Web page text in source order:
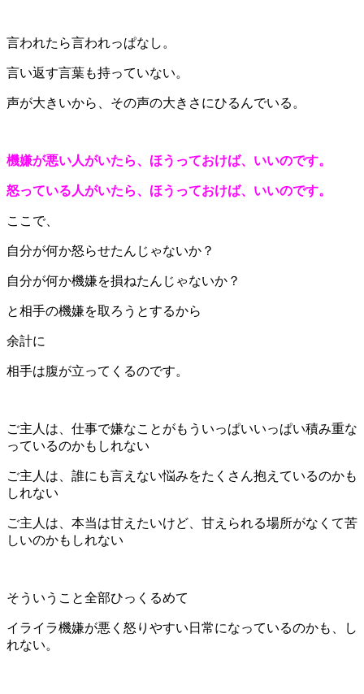
言われたら言われっぱなし。
言い返す言葉も持っていない。
声が大きいから、その声の大きさにひるんでいる。
機嫌が悪い人がいたら、ほうっておけば、いいのです。
怒っている人がいたら、ほうっておけば、いいのです。
ここで、
自分が何か怒らせたんじゃないか？
自分が何か機嫌を損ねたんじゃないか？
と相手の機嫌を取ろうとするから
余計に
相手は腹が立ってくるのです。
ご主人は、仕事で嫌なことがもういっぱいいっぱい積み重な
っているのかもしれない
ご主人は、誰にも言えない悩みをたくさん抱えているのかも
しれない
ご主人は、本当は甘えたいけど、甘えられる場所がなくて苦
しいのかもしれない
そういうこと全部ひっくるめて
イライラ機嫌が悪く怒りやすい日常になっているのかも、し
れない。